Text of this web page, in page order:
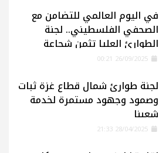
في اليوم العالمي للتضامن مع
الصحفي الفلسطيني.. لجنة
الطوارئ العليا تثمن شجاعة
الإعلاميين في غزة
لجنة طوارئ شمال قطاع غزة ثبات
وصمود وجهود مستمرة لخدمة
شعبنا